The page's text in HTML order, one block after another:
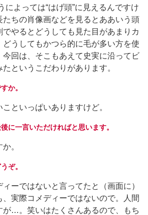
によっては“はげ頭”に見えるんですけ
たちの肖像画などを見るとああいう頭
やるとどうしても見た目があまりカ
どうしてもかつら的に毛が多い方を使
今回は、そこもあえて史実に沿ってビ
というこだわりがあります。
か。
といっぱいありますけど。
一言いただければと思います。
。
ぞ。
ーではないと言ってたと（画面に）
実際コメディーではないので。人間
が…。笑いはたくさんあるので、もち